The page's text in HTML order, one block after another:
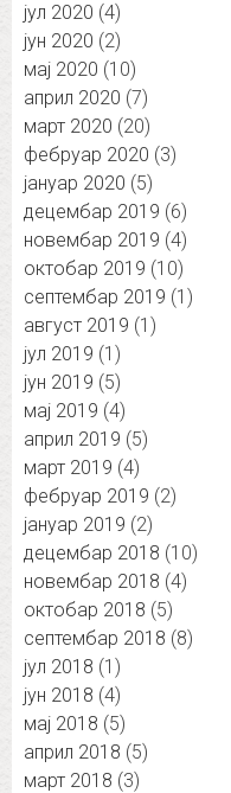
јул 2020 (4)
јун 2020 (2)
мај 2020 (10)
април 2020 (7)
март 2020 (20)
фебруар 2020 (3)
јануар 2020 (5)
децембар 2019 (6)
новембар 2019 (4)
октобар 2019 (10)
септембар 2019 (1)
август 2019 (1)
јул 2019 (1)
јун 2019 (5)
мај 2019 (4)
април 2019 (5)
март 2019 (4)
фебруар 2019 (2)
јануар 2019 (2)
децембар 2018 (10)
новембар 2018 (4)
октобар 2018 (5)
септембар 2018 (8)
јул 2018 (1)
јун 2018 (4)
мај 2018 (5)
април 2018 (5)
март 2018 (3)